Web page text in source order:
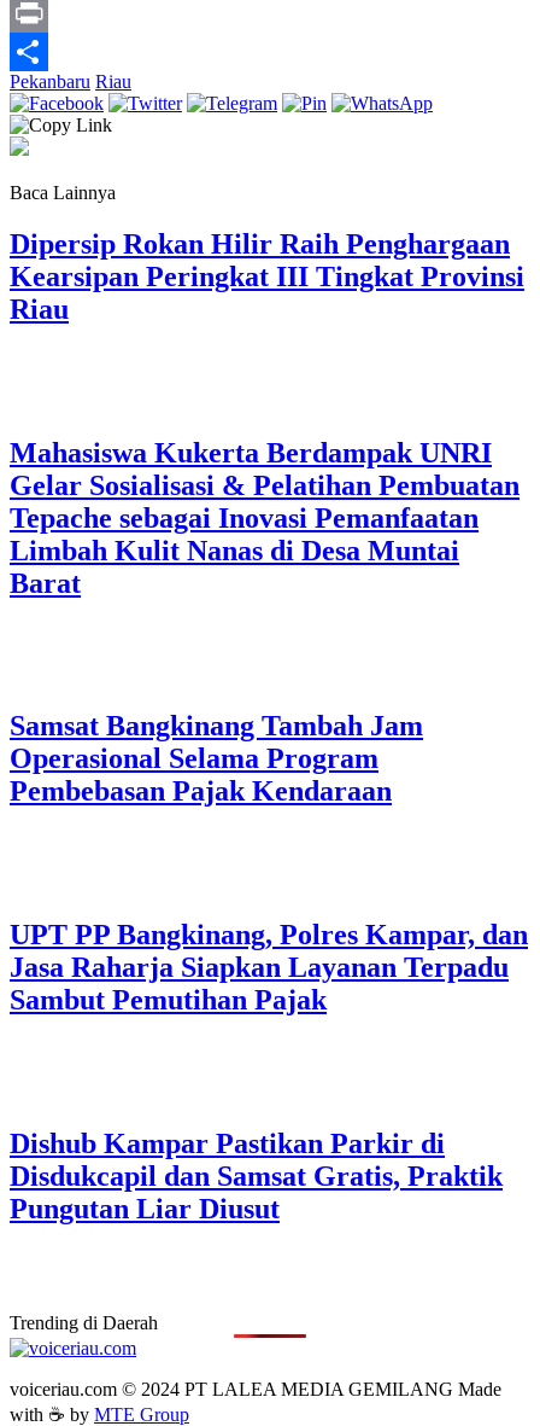
Link
X
Print
Share
Pekanbaru Riau
Baca Lainnya
Dipersip Rokan Hilir Raih Penghargaan
Kearsipan Peringkat III Tingkat Provinsi
Riau
Mahasiswa Kukerta Berdampak UNRI
Gelar Sosialisasi & Pelatihan Pembuatan
Tepache sebagai Inovasi Pemanfaatan
Limbah Kulit Nanas di Desa Muntai
Barat
Samsat Bangkinang Tambah Jam
Operasional Selama Program
Pembebasan Pajak Kendaraan
UPT PP Bangkinang, Polres Kampar, dan
Jasa Raharja Siapkan Layanan Terpadu
Sambut Pemutihan Pajak
Dishub Kampar Pastikan Parkir di
Disdukcapil dan Samsat Gratis, Praktik
Pungutan Liar Diusut
Trending di Daerah
voiceriau.com © 2024 PT LALEA MEDIA GEMILANG Made
with ☕ by MTE Group